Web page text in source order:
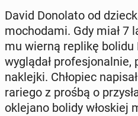
David Do­no­la­to od
mo­cho­da­mi. Gdy miał 7
mu wierną replikę bolidu
wy­glą­dał pro­fe­sjo­nal­nie,
na­klej­ki. Chło­piec
ra­rie­go z prośbą o
okle­ja­no bolidy wło­skiej